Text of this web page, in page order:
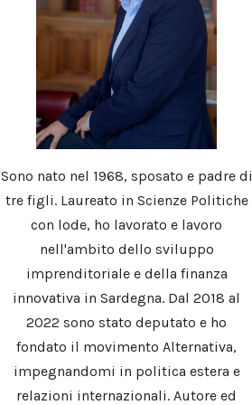
Sono nato nel 1968, sposato e padre di
tre figli. Laureato in Scienze Politiche
con lode, ho lavorato e lavoro
nell'ambito dello sviluppo
imprenditoriale e della finanza
innovativa in Sardegna. Dal 2018 al
2022 sono stato deputato e ho
fondato il movimento Alternativa,
impegnandomi in politica estera e
relazioni internazionali. Autore ed